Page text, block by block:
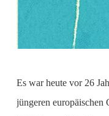
Es war heute vor 26
jüngeren europäischen